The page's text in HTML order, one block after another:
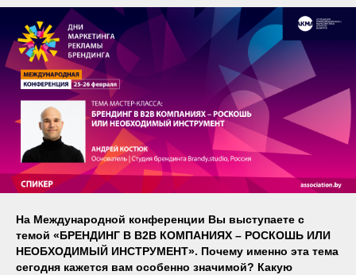
На Международной конференции Вы выступаете с
темой «БРЕНДИНГ В B2B КОМПАНИЯХ – РОСКОШЬ ИЛИ
НЕОБХОДИМЫЙ ИНСТРУМЕНТ». Почему именно эта тема
сегодня кажется вам особенно значимой? Какую